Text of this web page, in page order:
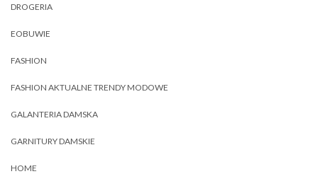
DROGERIA
EOBUWIE
FASHION
FASHION AKTUALNE TRENDY MODOWE
GALANTERIA DAMSKA
GARNITURY DAMSKIE
HOME